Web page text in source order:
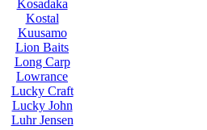
Kosadaka
Kostal
Kuusamo
Lion Baits
Long Carp
Lowrance
Lucky Craft
Lucky John
Luhr Jensen